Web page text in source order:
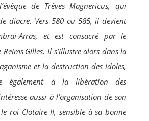
de Trêves Magnericus, qui
diacre. Vers 580 ou 585, il devient
Arras, et est consa­cré par le
Gilles. Il s’illustre alors dans la
et la destruction des idoles,
également à la libération des
aussi à l’organisation de son
roi Clotaire II, sensible à sa bonne